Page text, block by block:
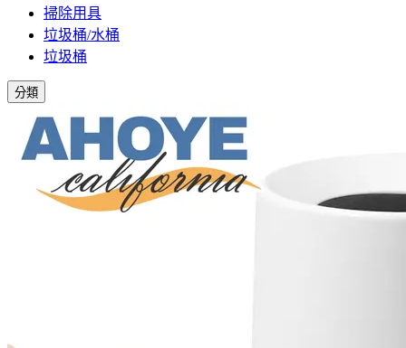
掃除用具
垃圾桶/水桶
垃圾桶
分類